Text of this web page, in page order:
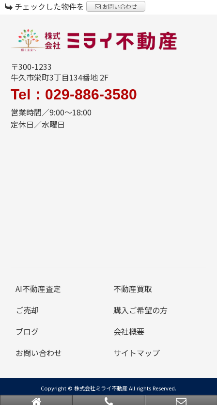
チェックした物件を お問い合わせ
〒300-1233
牛久市栄町3丁目134番地 2F
Tel：029-886-3580
営業時間／9:00～18:00
定休日／水曜日
AI不動産査定
不動産買取
ご売却
購入ご希望の方
ブログ
会社概要
お問い合わせ
サイトマップ
Copyright © 株式会社ミライ不動産 All rights Reserved.
powered by 不動産クラウドオフィス